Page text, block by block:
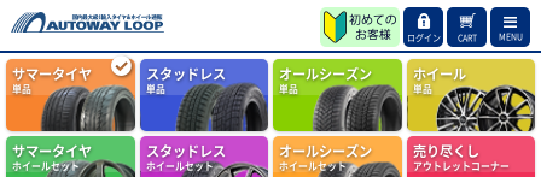
ログイン CART MENU
サマータイヤ
単品
スタッドレス
単品
オールシーズン
単品
ホイール
単品
サマータイヤ
ホイールセット
スタッドレス
ホイールセット
オールシーズン
ホイールセット
売り尽くし
アウトレットコーナー